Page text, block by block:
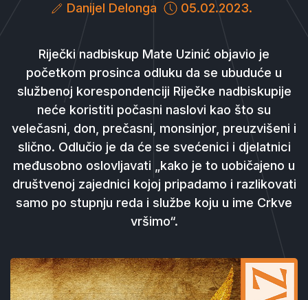
Danijel Delonga 05.02.2023.
Riječki nadbiskup Mate Uzinić objavio je
početkom prosinca odluku da se ubuduće u
službenoj korespondenciji Riječke nadbiskupije
neće koristiti počasni naslovi kao što su
velečasni, don, prečasni, monsinjor, preuzvišeni i
slično. Odlučio je da će se svećenici i djelatnici
međusobno oslovljavati „kako je to uobičajeno u
društvenoj zajednici kojoj pripadamo i razlikovati
samo po stupnju reda i službe koju u ime Crkve
vršimo“.